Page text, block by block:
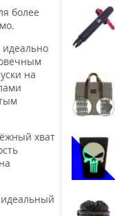
более
на
хват